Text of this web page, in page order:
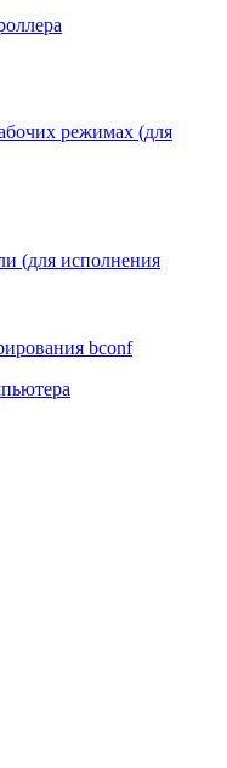
режимах (для
(для исполнения
bconf